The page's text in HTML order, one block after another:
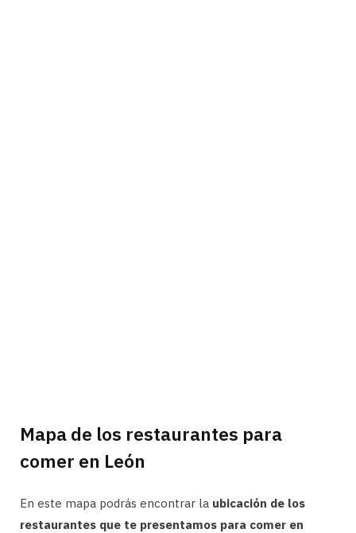
Mapa de los restaurantes para
comer en León
En este mapa podrás encontrar la ubicación de los
restaurantes que te presentamos para comer en